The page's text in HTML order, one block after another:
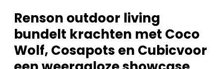
Renson outdoor living
bundelt krachten met Coco
Wolf, Cosapots en Cubicvoor